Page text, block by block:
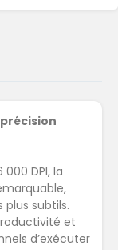
DPI, la
subtils.
et
d’exécuter